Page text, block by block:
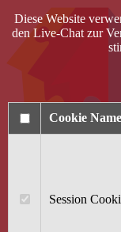
Diese Website
den Live-Chat zur
Cookie Name
Session